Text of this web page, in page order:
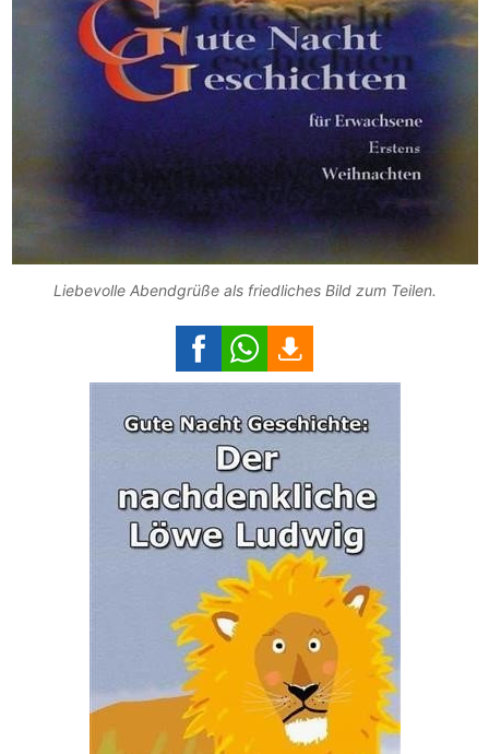
Liebevolle Abendgrüße als friedliches Bild zum Teilen.